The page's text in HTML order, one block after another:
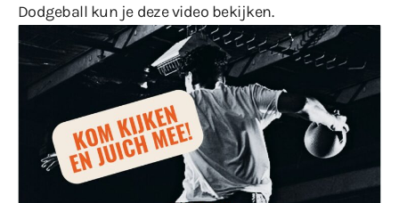
Dodgeball kun je deze video bekijken.